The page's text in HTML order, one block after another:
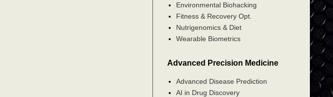
Environmental Biohacking
Fitness & Recovery Opt.
Nutrigenomics & Diet
Wearable Biometrics
Advanced Precision Medicine
Advanced Disease Prediction
AI in Drug Discovery